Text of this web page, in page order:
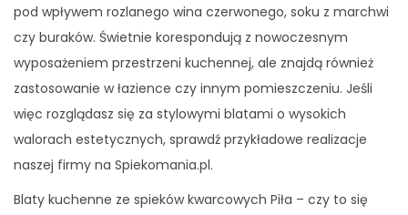
pod wpływem rozlanego wina czerwonego, soku z marchwi
czy buraków. Świetnie korespondują z nowoczesnym
wyposażeniem przestrzeni kuchennej, ale znajdą również
zastosowanie w łazience czy innym pomieszczeniu. Jeśli
więc rozglądasz się za stylowymi blatami o wysokich
walorach estetycznych, sprawdź przykładowe realizacje
naszej firmy na Spiekomania.pl.
Blaty kuchenne ze spieków kwarcowych Piła – czy to się